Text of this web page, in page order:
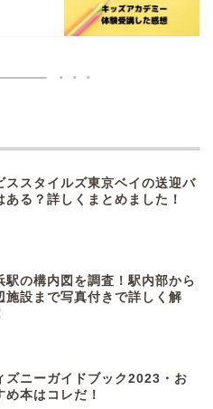
ススタイルズ東京ベイの送迎バ
ある？詳しくまとめました！
駅の構内図を調査！駅内部から
施設まで写真付きで詳しく解
ズニーガイドブック2023・お
め本はコレだ！